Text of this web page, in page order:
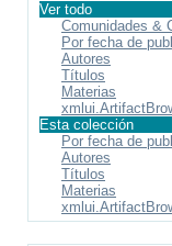
Ver todo
Comunidades &
Por fecha de
Autores
Títulos
Materias
Esta colección
Por fecha de
Autores
Títulos
Materias